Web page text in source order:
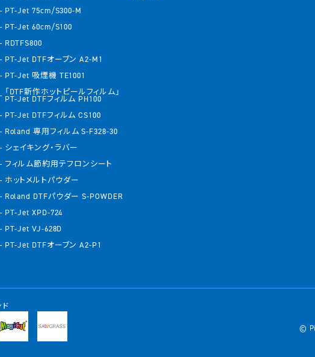
PT-Jet 75cm/S300-M
PT-Jet 60cm/S100
RDTFS800
PT-Jet DTFオーブン A2-M1
PT-Jet 吸煙機 TE1001
「DTF新作ホットピールフィルム」
PT-Jet DTFフィルム PH100
PT-Jet DTFフィルム CS100
Roland 専用フィルム S-F328-30
シェイキング・ラバー
フィルム節約用テフロンシート
ホットメルトパウダー
Roland DTFパウダー S-POWDER
PT-Jet XPD-724
PT-Jet VJ-628D
PT-Jet DTFオーブン A2-P1
©